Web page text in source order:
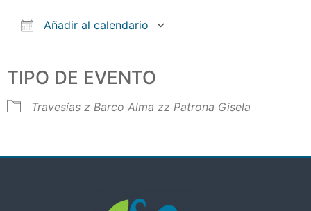
Añadir al calendario
TIPO DE EVENTO
Travesías z Barco Alma zz Patrona Gisela